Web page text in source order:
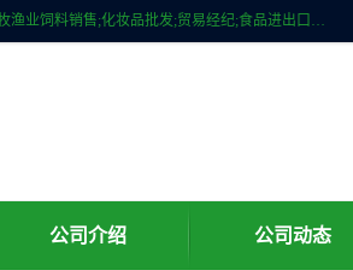
广州维圣橄榄油有限公司成立于2013年，注册地位于广州市白云区。经营范围包括饲料原料销售;畜牧渔业饲料销售;化妆品批发;贸易经纪;食品进出口等，主要产品有：橄榄果渣油，橄榄油，纯橄榄油等。
公司介绍 公司动态